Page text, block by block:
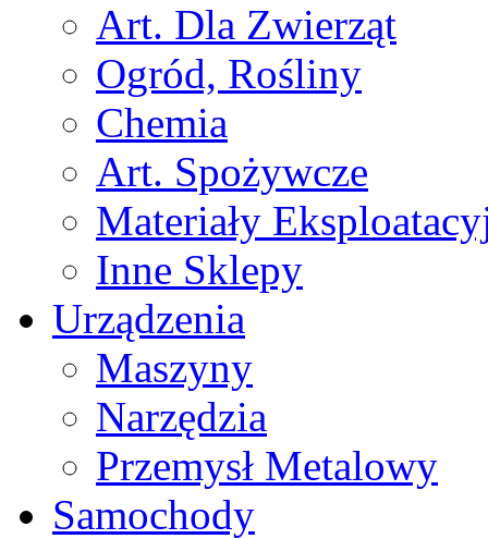
Art. Dla Zwierząt
Ogród, Rośliny
Chemia
Art. Spożywcze
Materiały
Inne Sklepy
Urządzenia
Maszyny
Narzędzia
Przemysł Metalowy
Samochody